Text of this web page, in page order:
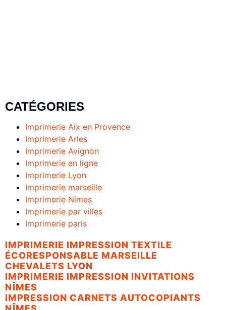
CATÉGORIES
Imprimerie Aix en Provence
Imprimerie Arles
Imprimerie Avignon
Imprimerie en ligne
Imprimerie Lyon
Imprimerie marseille
Imprimerie Nimes
Imprimerie par villes
Imprimerie paris
IMPRIMERIE IMPRESSION TEXTILE
ÉCORESPONSABLE MARSEILLE
CHEVALETS LYON
IMPRIMERIE IMPRESSION INVITATIONS
NÎMES
IMPRESSION CARNETS AUTOCOPIANTS